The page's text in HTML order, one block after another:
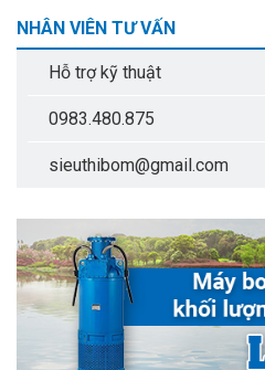
NHÂN VIÊN TƯ VẤN
Hỗ trợ kỹ thuật
0983.480.875
sieuthibom@gmail.com